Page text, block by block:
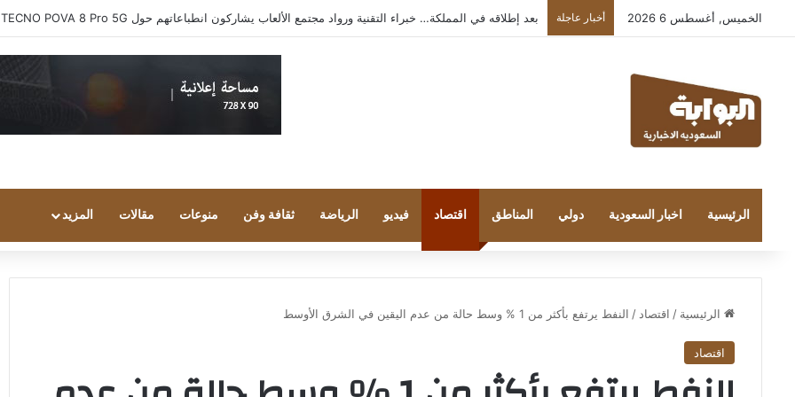
الخميس, أغسطس 6 2026 أخبار عاجلة بعد إطلاقه في المملكة… خبراء التقنية ورواد مجتمع الألعاب يشاركون انطباعاتهم حول TECNO POVA 8 Pro 5G
الرئيسية اخبار السعودية دولي المناطق اقتصاد فيديو الرياضة ثقافة وفن منوعات مقالات المزيد
الرئيسية / اقتصاد / النفط يرتفع بأكثر من 1 % وسط حالة من عدم اليقين في الشرق الأوسط
اقتصاد